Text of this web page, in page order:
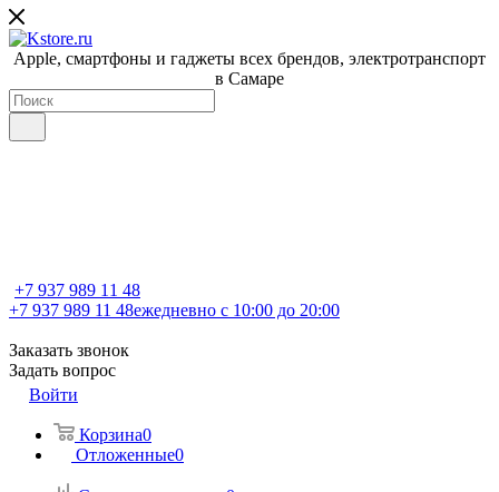
Apple, cмартфоны и гаджеты всех брендов, электротранспорт
в Самаре
+7 937 989 11 48
+7 937 989 11 48ежедневно с 10:00 до 20:00
Заказать звонок
Задать вопрос
Войти
Корзина0
Отложенные0